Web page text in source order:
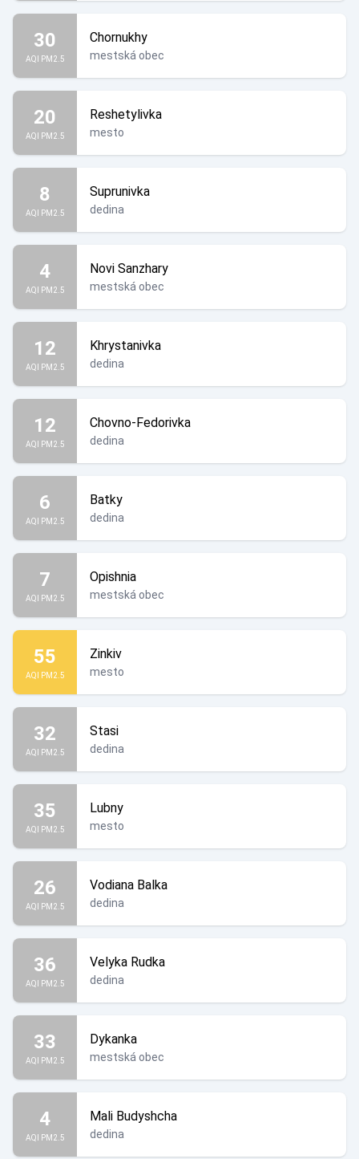
30
AQI PM2.5
Chornukhy
mestská obec
20
AQI PM2.5
Reshetylivka
mesto
8
AQI PM2.5
Suprunivka
dedina
4
AQI PM2.5
Novi Sanzhary
mestská obec
12
AQI PM2.5
Khrystanivka
dedina
12
AQI PM2.5
Chovno-Fedorivka
dedina
6
AQI PM2.5
Batky
dedina
7
AQI PM2.5
Opishnia
mestská obec
55
AQI PM2.5
Zinkiv
mesto
32
AQI PM2.5
Stasi
dedina
35
AQI PM2.5
Lubny
mesto
26
AQI PM2.5
Vodiana Balka
dedina
36
AQI PM2.5
Velyka Rudka
dedina
33
AQI PM2.5
Dykanka
mestská obec
4
AQI PM2.5
Mali Budyshcha
dedina